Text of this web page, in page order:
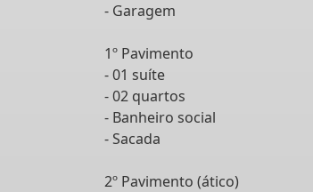
- Garagem
1º Pavimento
- 01 suíte
- 02 quartos
- Banheiro social
- Sacada
2º Pavimento (ático)